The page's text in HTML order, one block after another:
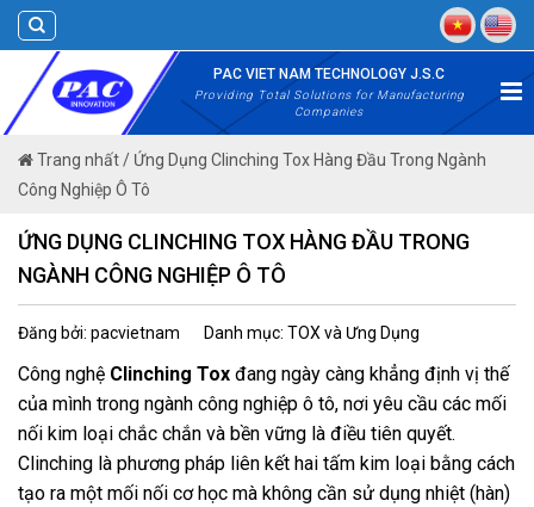
Skip
to
content
PAC VIET NAM TECHNOLOGY J.S.C
Providing Total Solutions for Manufacturing
Companies
Trang nhất/ Ứng Dụng Clinching Tox Hàng Đầu Trong Ngành
Công Nghiệp Ô Tô
ỨNG DỤNG CLINCHING TOX HÀNG ĐẦU TRONG
NGÀNH CÔNG NGHIỆP Ô TÔ
Đăng bởi: pacvietnam Danh mục: TOX và Ưng Dụng
Công nghệ Clinching Tox đang ngày càng khẳng định vị thế
của mình trong ngành công nghiệp ô tô, nơi yêu cầu các mối
nối kim loại chắc chắn và bền vững là điều tiên quyết.
Clinching là phương pháp liên kết hai tấm kim loại bằng cách
tạo ra một mối nối cơ học mà không cần sử dụng nhiệt (hàn)